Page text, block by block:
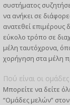
συστήματος
να ανήκει σε
ανατεθεί επιμέρους
εύκολο τρόπο σε
μέλη ταυτόχρονα,
χορήγηση στα μέλη
Πού είναι οι
Μπορείτε να δείτε
“Ομάδες μελών”